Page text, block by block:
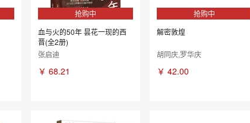
抢购中
血与火的50年 昙花一现的西
晋(全2册)
张启迪
￥ 68.21
抢购中
解密敦煌
胡同庆,罗华庆
￥ 42.00